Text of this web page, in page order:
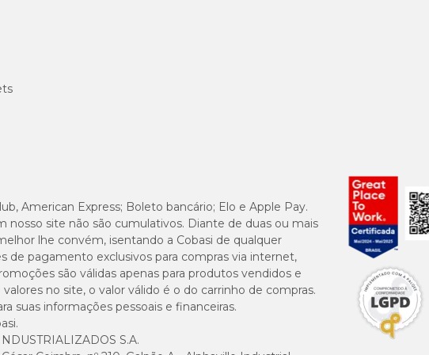
a partir de 8 semanas de idade e 2kg de peso. É a escolha confiável de médicos-veterinários
mas seu uso deve seguir as recomendações do fabricante:
ativos ou excipientes do produto.
gatos ou outras espécies.
para um peso específico.
de cães?
American Express; Boleto bancário; Elo e Apple Pay.
nosso site não são cumulativos. Diante de duas ou mais
lhe convém, isentando a Cobasi de qualquer
de pagamento exclusivos para compras via internet,
são válidas apenas para produtos vendidos e
no site, o valor válido é o do carrinho de compras.
suas informações pessoais e financeiras.
S.A.